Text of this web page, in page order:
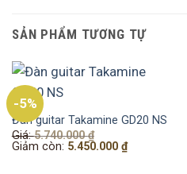
lượng kỹ trước khi xuất xưởng.
Dây đàn được quấn trên trục
của cần đàn và thùng đàn
SẢN PHẨM TƯƠNG TỰ
-5%
Đàn guitar Takamine GD20 NS
Giá:5.740.000₫
gốc
Giảm còn: 5.450.000 ₫Giá
hiện